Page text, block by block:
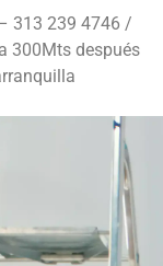
313 239 4746 /
300Mts después